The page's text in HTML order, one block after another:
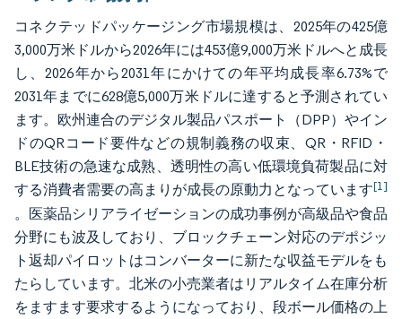
コネクテッドパッケージング市場規模は、2025年の425億
3,000万米ドルから2026年には453億9,000万米ドルへと成長
し、2026年から2031年にかけての年平均成長率6.73%で
2031年までに628億5,000万米ドルに達すると予測されてい
ます。欧州連合のデジタル製品パスポート（DPP）やイン
ドのQRコード要件などの規制義務の収束、QR・RFID・
BLE技術の急速な成熟、透明性の高い低環境負荷製品に対
する消費者需要の高まりが成長の原動力となっています[1]
。医薬品シリアライゼーションの成功事例が高級品や食品
分野にも波及しており、ブロックチェーン対応のデポジッ
ト返却パイロットはコンバーターに新たな収益モデルをも
たらしています。北米の小売業者はリアルタイム在庫分析
をますます要求するようになっており、段ボール価格の上